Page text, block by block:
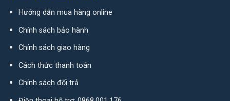
Hướng dẫn mua hàng online
Chính sách bảo hành
Chính sách giao hàng
Cách thức thanh toán
Chính sách đổi trả